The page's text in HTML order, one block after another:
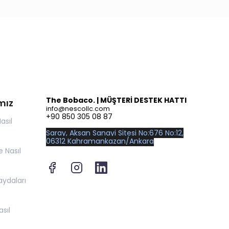
The Bobaco. | MÜŞTERİ DESTEK HATTI
info@nescollc.com
+90 850 305 08 87
Saray, Aksan Sanayi Sitesi No:676 No:12,
06312 Kahramankazan/Ankara